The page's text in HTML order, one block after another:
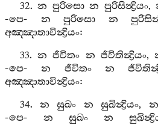
32.න පුරිසො න පුරිසින්‍ද්‍රියං,
-පෙ- න පුරිසො න
අඤ‍්ඤාතාවින්‍ද්‍රියං:
33. න ජීවිතං න ජීවිතින්‍ද්‍රියං,
-පෙ-න ජීවිතං න
අඤ‍්ඤාතාවින්‍ද්‍රියං:
34.න සුඛං න සුඛින්‍ද්‍රියං, න
-පෙ- න සුඛං න